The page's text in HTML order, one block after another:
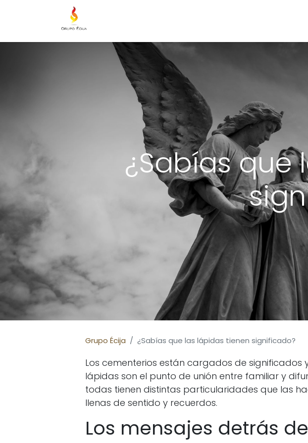
¿Sabías que
Grupo Écija ¿Sabías que las lápidas tienen significado?
Los cementerios están cargados de significados
lápidas son el punto de unión entre familiar y
todas tienen distintas particularidades que las
llenas de sentido y recuerdos.
Los mensajes detrás